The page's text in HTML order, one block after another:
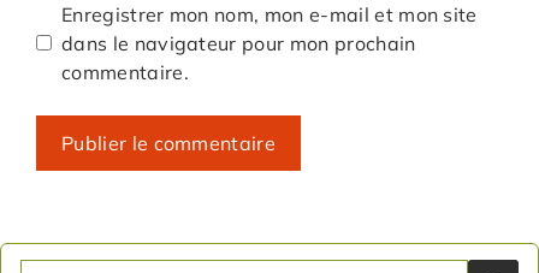
Enregistrer mon nom, mon e-mail et mon site
dans le navigateur pour mon prochain
commentaire.